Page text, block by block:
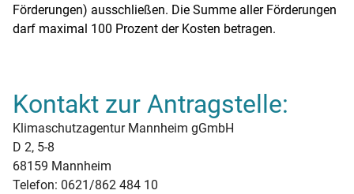
Förderungen) ausschließen. Die Summe aller Förderungen
darf maximal 100 Prozent der Kosten betragen.
Kontakt zur Antragstelle:
Klimaschutzagentur Mannheim gGmbH
D 2, 5-8
68159 Mannheim
Telefon: 0621/862 484 10